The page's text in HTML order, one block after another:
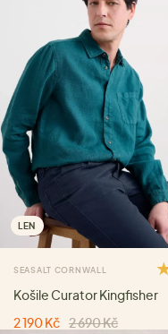
LEN
SEASALT CORNWALL
Košile Curator Kingfisher
2 190 Kč 2 690 Kč